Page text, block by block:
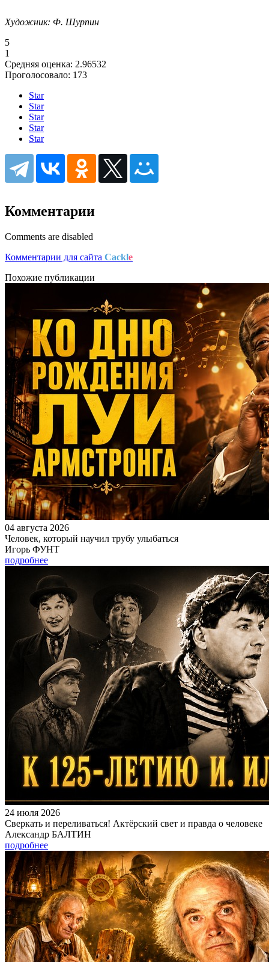
Художник: Ф. Шурпин
5
1
Средняя оценка: 2.96532
Проголосовало: 173
Star
Star
Star
Star
Star
Комментарии
Comments are disabled
Комментарии для сайта Cackle
Похожие публикации
04 августа 2026
Человек, который научил трубу улыбаться
Игорь ФУНТ
подробнее
24 июля 2026
Сверкать и переливаться! Актёрский свет и правда о человеке
Александр БАЛТИН
подробнее